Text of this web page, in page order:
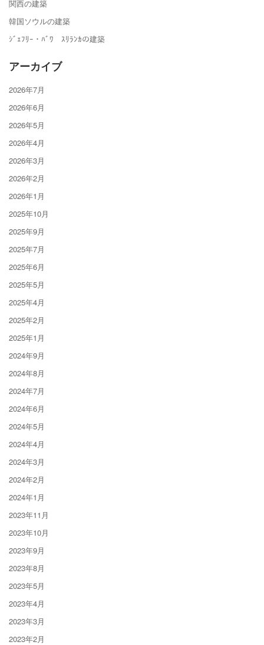
関西の建築
韓国ソウルの建築
ｼﾞｪﾌﾘｰ・ﾊﾞﾜ ｽﾘﾗﾝｶの建築
アーカイブ
2026年7月
2026年6月
2026年5月
2026年4月
2026年3月
2026年2月
2026年1月
2025年10月
2025年9月
2025年7月
2025年6月
2025年5月
2025年4月
2025年2月
2025年1月
2024年9月
2024年8月
2024年7月
2024年6月
2024年5月
2024年4月
2024年3月
2024年2月
2024年1月
2023年11月
2023年10月
2023年9月
2023年8月
2023年5月
2023年4月
2023年3月
2023年2月